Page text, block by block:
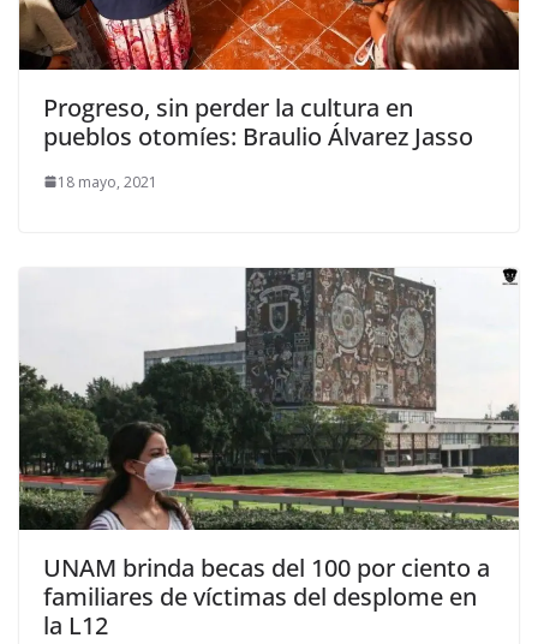
Progreso, sin perder la cultura en
pueblos otomíes: Braulio Álvarez Jasso
18 mayo, 2021
UNAM brinda becas del 100 por ciento a
familiares de víctimas del desplome en
la L12